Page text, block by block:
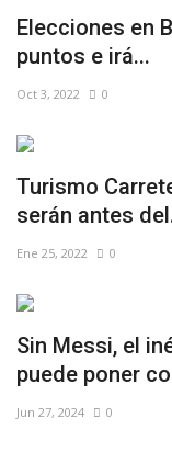
Elecciones en
puntos e irá...
Oct 3, 2022 0
Turismo
serán antes
Ene 25, 2022 0
Sin Messi, el
puede poner
Jun 27, 2024 0